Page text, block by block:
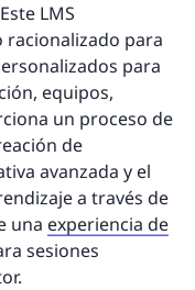
LMS
racionalizado para
para
equipos,
un proceso de
de
avanzada y el
a través de
una experiencia de
sesiones